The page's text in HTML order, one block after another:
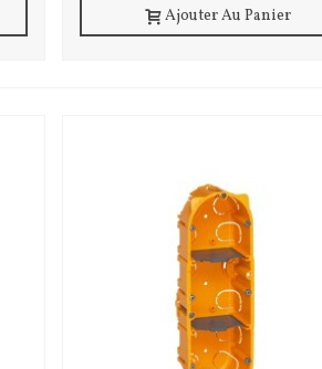
Ajouter Au Panier